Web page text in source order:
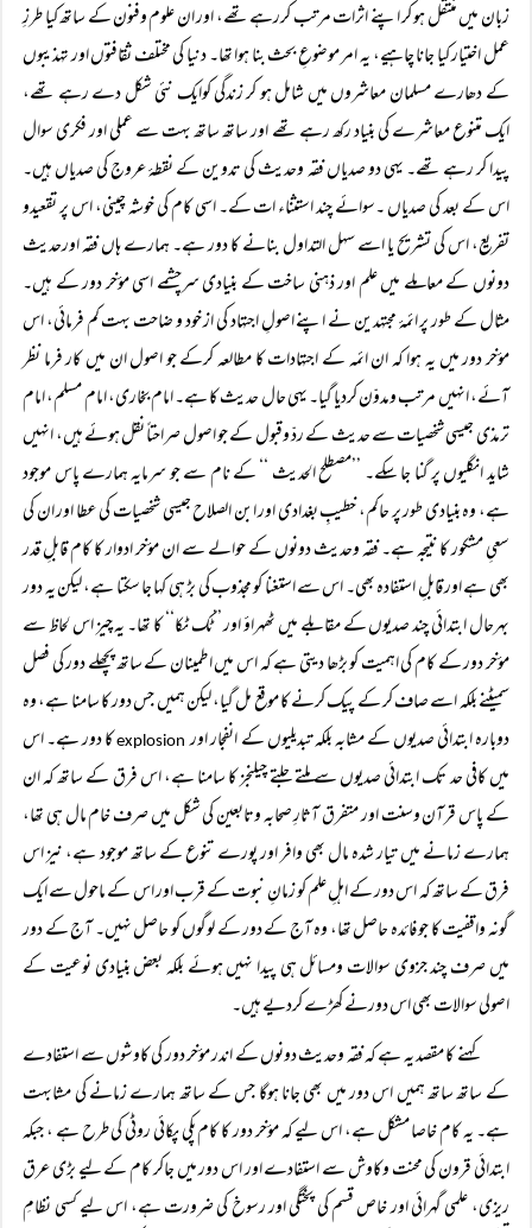
زبان میں منتقل ہو کر اپنے اثرات مرتب کررہے تھے، اور ان علوم وفنون کے ساتھ کیا طرزِ
عمل اختیار کیا جانا چاہیے، یہ امر موضوعِ بحث بنا ہوا تھا۔ دنیا کی مختلف ثقافتوں اور تہذیبوں
کے دھارے مسلمان معاشروں میں شامل ہو کر زندگی کوایک نئی شکل دے رہے تھے،
ایک متنوع معاشرے کی بنیاد رکھ رہے تھے اور ساتھ ساتھ بہت سے عملی اور فکری سوال
پیدا کر رہے تھے۔ یہی دو صدیاں فقہ وحدیث کی تدوین کے نقطۂ عروج کی صدیاں ہیں۔
اس کے بعد کی صدیاں ۔سوائے چند استثناء ات کے۔ اسی کام کی خوشہ چینی، اس پر تقعیدو
تفریع، اس کی تشریح یا اسے سہل التداول بنانے کا دور ہے۔ ہمارے ہاں فقہ اورحدیث
دونوں کے معاملے میں علم اور ذہنی ساخت کے بنیادی سرچشمے اسی مؤخر دور کے ہیں۔
مثال کے طور پر ائمۂ مجتہدین نے اپنے اصولِ اجتہاد کی از خود و ضاحت بہت کم فرمائی، اس
مؤخر دور میں یہ ہوا کہ ان ائمہ کے اجتہادات کا مطالعہ کرکے جو اصول ان میں کار فرما نظر
آئے، انہیں مرتب ومدوّن کردیا گیا۔ یہی حال حدیث کا ہے۔ امام بخاری، امام مسلم، امام
ترمذی جیسی شخصیات سے حدیث کے ردّ وقبول کے جو اصول صراحتاً نقل ہوئے ہیں، انہیں
شاید انگلیوں پر گنا جا سکے۔ ’’مصطلح الحدیث ‘‘ کے نام سے جو سرمایہ ہمارے پاس موجود
ہے، وہ بنیادی طور پر حاکم، خطیبِ بغدادی اور ابن الصلاح جیسی شخصیات کی عطا اور ان کی
سعیِ مشکور کا نتیجہ ہے۔ فقہ وحدیث دونوں کے حوالے سے ان مؤخر ادوار کا کام قابلِ قدر
بھی ہے اور قابلِ استفادہ بھی۔ اس سے استغنا کو مجذوب کی بڑ ہی کہا جا سکتا ہے، لیکن یہ دور
بہرحال ابتدائی چند صدیوں کے مقابلے میں ٹھہراؤ اور ’’ٹک ٹکا‘‘ کا تھا۔ یہ چیز اس لحاظ سے
مؤخر دور کے کام کی اہمیت کو بڑھا دیتی ہے کہ اس میں اطمینان کے ساتھ پچھلے دور کی فصل
سمیٹنے بلکہ اسے صاف کر کے پیک کرنے کا موقع مل گیا، لیکن ہمیں جس دور کا سامنا ہے، وہ
دوبارہ ابتدائی صدیوں کے مشابہ بلکہ تبدیلیوں کے انفجار اورexplosion
کا دور ہے۔ اس
میں کافی حد تک ابتدائی صدیوں سے ملتے جلتے چیلنجز کا سامنا ہے، اس فرق کے ساتھ کہ ان
کے پاس قرآن وسنت اور متفرق آثارِ صحابہ وتابعین کی شکل میں صرف خام مال ہی تھا،
ہمارے زمانے میں تیار شدہ مال بھی وافر اور پورے تنوع کے ساتھ موجود ہے، نیز اس
فرق کے ساتھ کہ اس دور کے اہلِ علم کو زمانِ نبوت کے قرب اور اس کے ماحول سے ایک
گونہ واقفیت کا جو فائدہ حاصل تھا، وہ آج کے دور کے لوگوں کو حاصل نہیں۔ آج کے دور
میں صرف چند جزوی سوالات ومسائل ہی پیدا نہیں ہوئے بلکہ بعض بنیادی نوعیت کے
اصولی سوالات بھی اس دورنے کھڑے کردیے ہیں۔
کہنے کا مقصد یہ ہے کہ فقہ وحدیث دونوں کے اندر مؤخر دور کی کاوشوں سے استفادے
کے ساتھ ساتھ ہمیں اس دور میں بھی جانا ہوگا جس کے ساتھ ہمارے زمانے کی مشابہت
ہے۔ یہ کام خاصا مشکل ہے، اس لیے کہ مؤخر دور کا کام پکی پکائی روٹی کی طرح ہے ، جبکہ
ابتدائی قرون کی محنت وکاوش سے استفادے اور اس دور میں جاکر کام کے لیے بڑی عرق
ریزی، علمی گہرائی اور خاص قسم کی پختگی اور رسوخ کی ضرورت ہے، اس لیے کسی نظامِ